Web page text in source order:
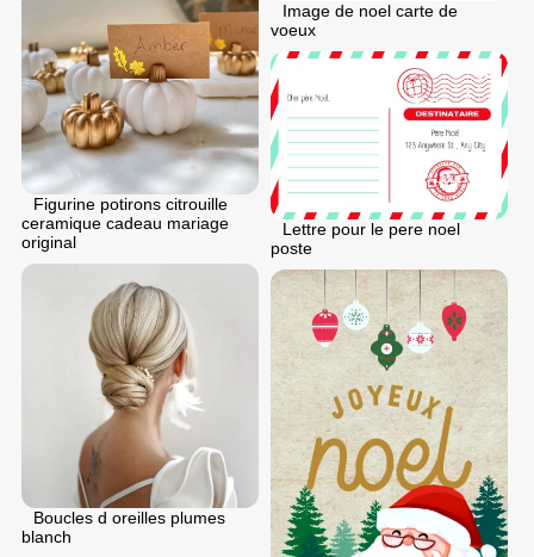
Image de noel carte de
voeux
Figurine potirons citrouille
ceramique cadeau mariage
original
Lettre pour le pere noel
poste
Boucles d oreilles plumes
blanch